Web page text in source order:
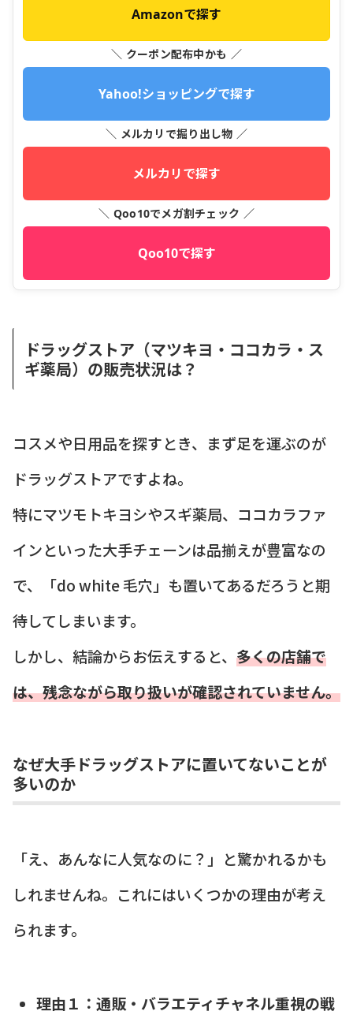
Amazonで探す
＼ クーポン配布中かも ／
Yahoo!ショッピングで探す
＼ メルカリで掘り出し物 ／
メルカリで探す
＼ Qoo10でメガ割チェック ／
Qoo10で探す
ドラッグストア（マツキヨ・ココカラ・ス
ギ薬局）の販売状況は？
コスメや日用品を探すとき、まず足を運ぶのが
ドラッグストアですよね。
特にマツモトキヨシやスギ薬局、ココカラファ
インといった大手チェーンは品揃えが豊富なの
で、「do white 毛穴」も置いてあるだろうと期
待してしまいます。
しかし、結論からお伝えすると、 多くの店舗で
は、残念ながら取り扱いが確認されていません。
なぜ大手ドラッグストアに置いてないことが
多いのか
「え、あんなに人気なのに？」と驚かれるかも
しれませんね。これにはいくつかの理由が考え
られます。
理由１：通販・バラエティチャネル重視の戦